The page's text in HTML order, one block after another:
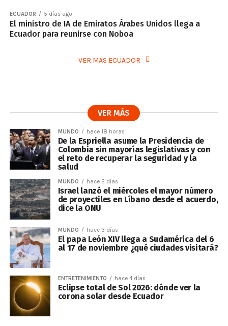
ECUADOR 5 días ago
El ministro de IA de Emiratos Árabes Unidos llega a
Ecuador para reunirse con Noboa
VER MAS ECUADOR
VER MÁS
MUNDO hace 18 horas
De la Espriella asume la Presidencia de
Colombia sin mayorías legislativas y con
el reto de recuperar la seguridad y la
salud
MUNDO hace 2 días
Israel lanzó el miércoles el mayor número
de proyectiles en Líbano desde el acuerdo,
dice la ONU
MUNDO hace 3 días
El papa León XIV llega a Sudamérica del 6
al 17 de noviembre ¿qué ciudades visitará?
ENTRETENIMIENTO hace 4 días
Eclipse total de Sol 2026: dónde ver la
corona solar desde Ecuador